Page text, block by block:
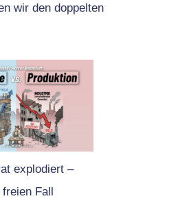
wir den doppelten
explodiert –
Fall